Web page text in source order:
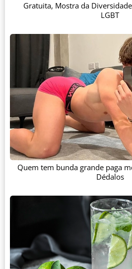
Gratuita, Mostra da
LGBT
Quem tem bunda grande paga
Dédalos